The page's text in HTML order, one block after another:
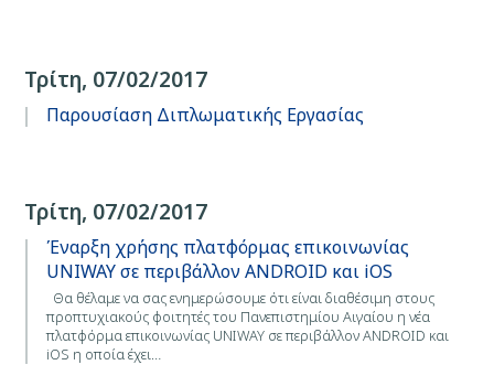
Τρίτη, 07/02/2017
Παρουσίαση Διπλωματικής Εργασίας
Τρίτη, 07/02/2017
Έναρξη χρήσης πλατφόρμας επικοινωνίας
UNIWAY σε περιβάλλον ANDROID και iOS
Θα θέλαμε να σας ενημερώσουμε ότι είναι διαθέσιμη στους
προπτυχιακούς φοιτητές του Πανεπιστημίου Αιγαίου η νέα
πλατφόρμα επικοινωνίας UNIWAY σε περιβάλλον ANDROID και
iOS η οποία έχει…